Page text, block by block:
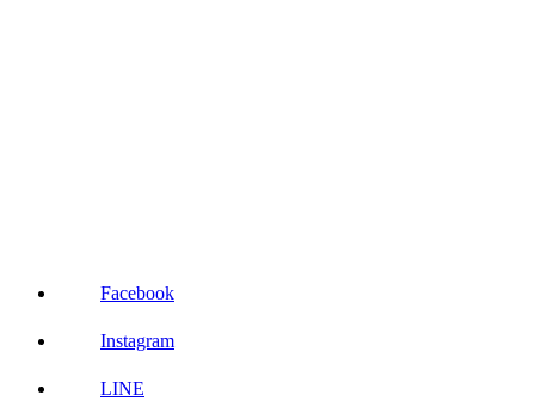
Facebook
Instagram
LINE